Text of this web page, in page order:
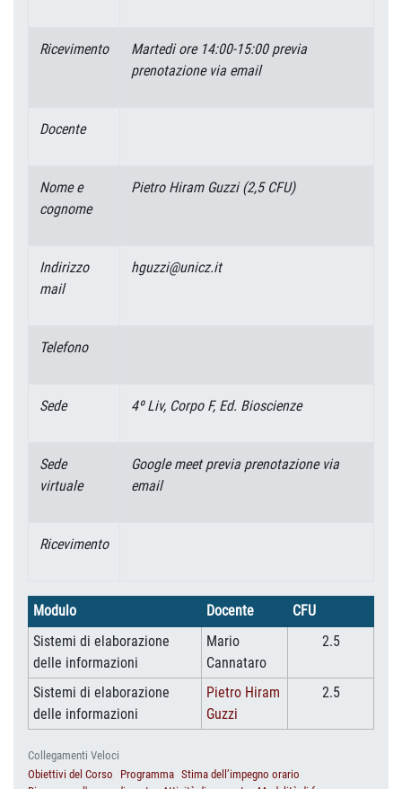
Ricevimento
Martedi ore 14:00-15:00 previa
prenotazione via email
Docente
Nome e
cognome
Pietro Hiram Guzzi(2,5 CFU)
Indirizzo
mail
hguzzi@unicz.it
Telefono
Sede 4º Liv, Corpo F, Ed. Bioscienze
Sede
virtuale
Google meet previa prenotazione via
email
Ricevimento
Modulo Docente
CFU
Sistemi di elaborazione
delle informazioni
Mario
Cannataro
2.5
Sistemi di elaborazione
delle informazioni
Pietro Hiram
Guzzi
2.5
Collegamenti Veloci
Obiettivi del Corso
Programma Stima dell’impegno orario